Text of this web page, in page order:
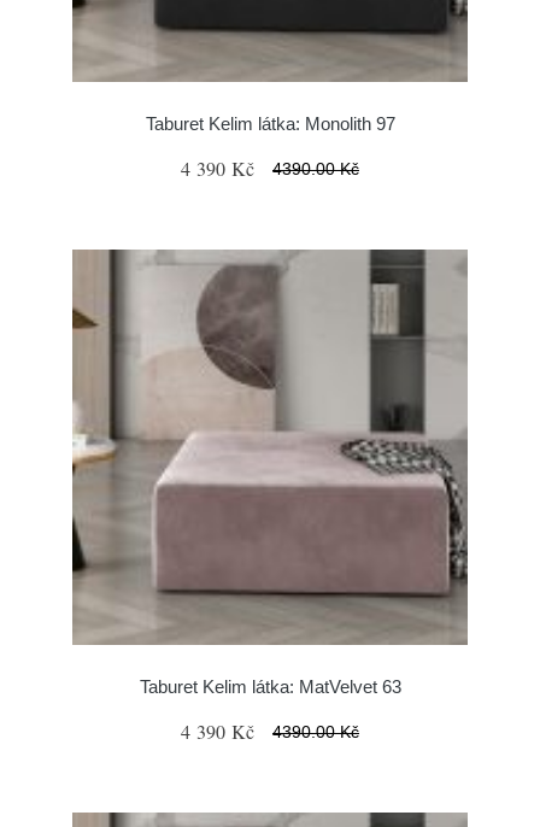
Taburet Kelim látka: Monolith 97
4 390 Kč 4390.00 Kč
Taburet Kelim látka: MatVelvet 63
4 390 Kč 4390.00 Kč